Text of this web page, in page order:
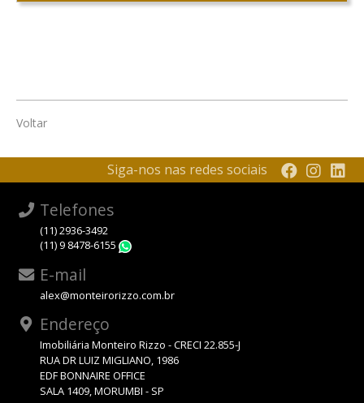
Voltar
Siga-nos nas redes sociais
Telefones
(11) 2936-3492
(11) 9 8478-6155
E-mail
alex@monteirorizzo.com.br
Endereço
Imobiliária Monteiro Rizzo - CRECI 22.855-J
RUA DR LUIZ MIGLIANO, 1986
EDF BONNAIRE OFFICE
SALA 1409, MORUMBI - SP